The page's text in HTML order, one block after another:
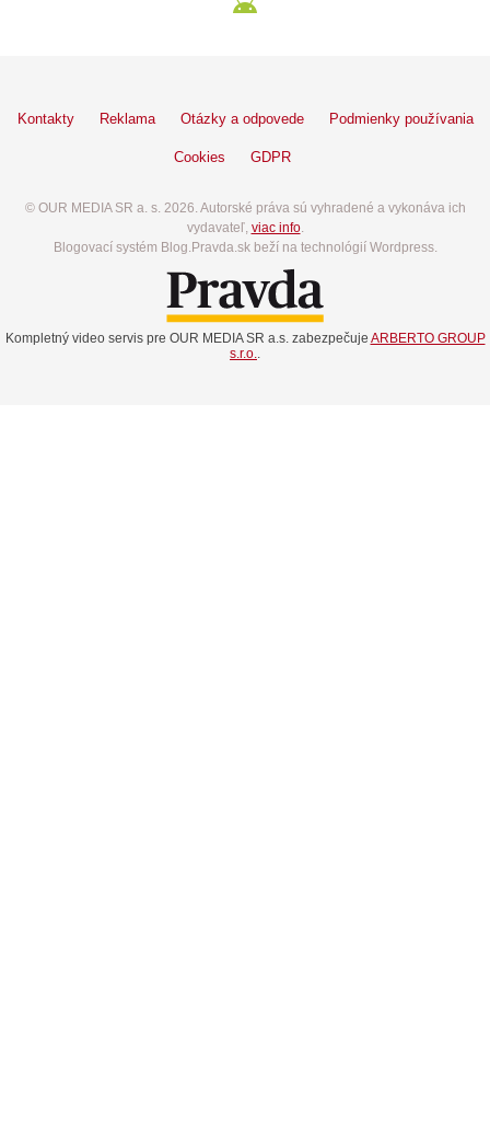
Kontakty Reklama Otázky a odpovede Podmienky používania
Cookies GDPR
© OUR MEDIA SR a. s. 2026. Autorské práva sú vyhradené a vykonáva ich
vydavateľ, viac info.
Blogovací systém Blog.Pravda.sk beží na technológií Wordpress.
Kompletný video servis pre OUR MEDIA SR a.s. zabezpečuje ARBERTO GROUP
s.r.o..